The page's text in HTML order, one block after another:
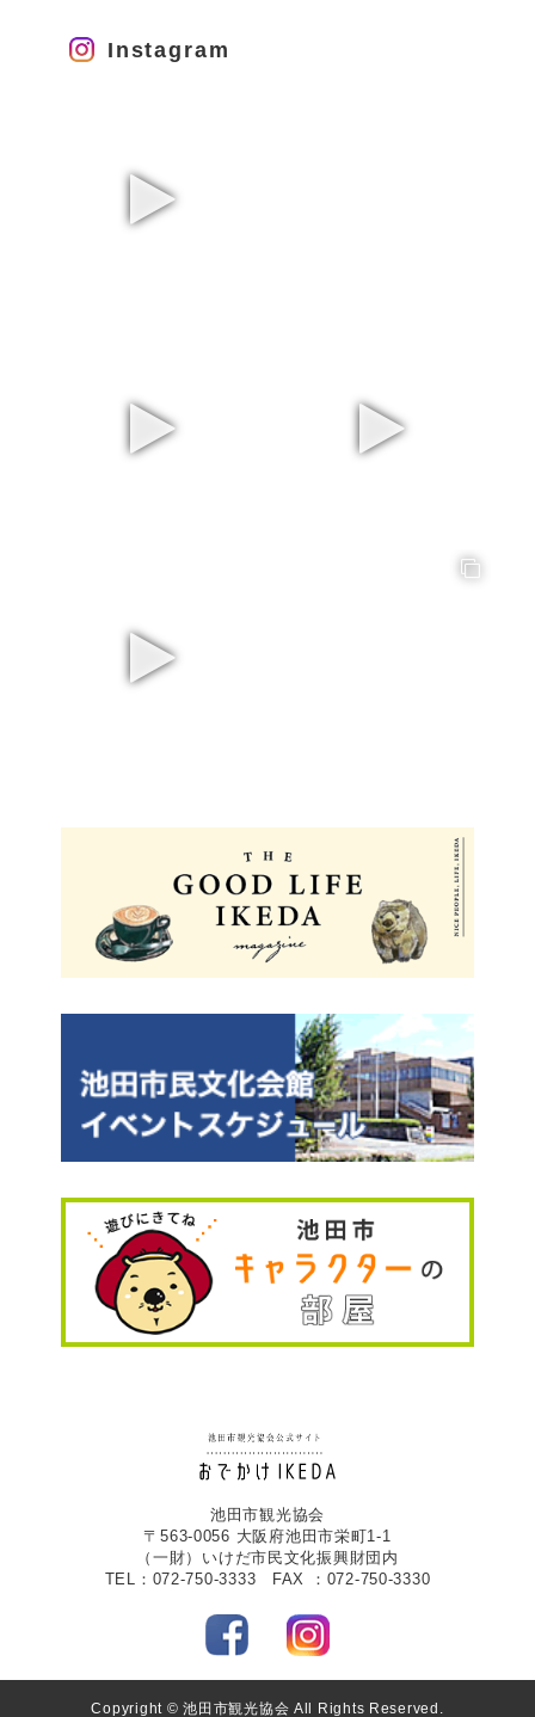
Instagram
池田市観光協会
〒563-0056 大阪府池田市栄町1-1
（一財）いけだ市民文化振興財団内
TEL：072-750-3333 FAX ：072-750-3330
Copyright © 池田市観光協会 All Rights Reserved.